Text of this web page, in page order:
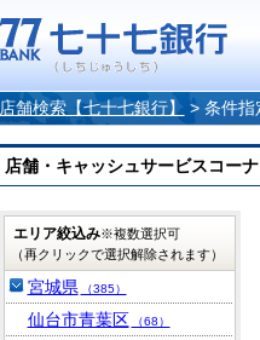
店舗検索【七十七銀行】 > 条件指
店舗・キャッシュサービスコー
エリア絞込み※複数選択可
（再クリックで選択解除されます）
宮城県 （385）
仙台市青葉区 （68）